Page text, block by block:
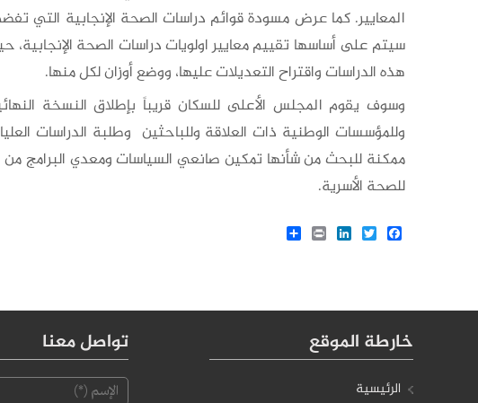
المعايير. كما عرض مسودة قوائم دراسات الصحة الإنجابية التي
سيتم على أساسها تقييم معايير اولويات دراسات الصحة
هذه الدراسات واقتراح التعديلات عليها، ووضع أوزان لكل منها.
وسوف يقوم المجلس الأعلى للسكان قريباً بإطلاق النسخة
وللمؤسسات الوطنية ذات العلاقة وللباحثين وطلبة الدراسات
ممكنة للبحث من شأنها تمكين صانعي السياسات ومعدي البرامج من
للصحة الأسرية.
Facebook
Twitter
LinkedIn
Print
خارطة الموقع
الرئيسية
تواصل معنا